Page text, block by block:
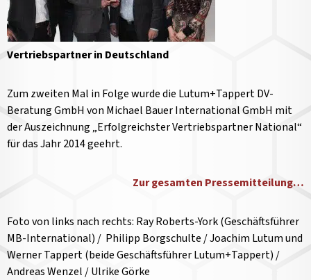
Vertriebspartner in Deutschland
Zum zweiten Mal in Folge wurde die Lutum+Tappert DV-
Beratung GmbH von Michael Bauer International GmbH mit
der Auszeichnung „Erfolgreichster Vertriebspartner National“
für das Jahr 2014 geehrt.
Zur gesamten Pressemitteilung…
Foto von links nach rechts: Ray Roberts-York (Geschäftsführer
MB-International) / Philipp Borgschulte / Joachim Lutum und
Werner Tappert (beide Geschäftsführer Lutum+Tappert) /
Andreas Wenzel / Ulrike Görke